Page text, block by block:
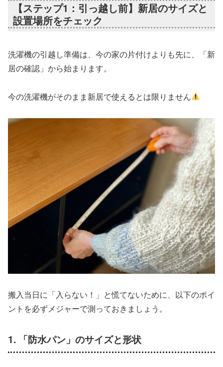
【ステップ1：引っ越し前】新居のサイズと
設置場所をチェック
洗濯機の引越し準備は、今の家の片付けよりも先に、「新
居の確認」から始まります。
今の洗濯機がそのまま新居で使えるとは限りません
搬入当日に「入らない！」と慌てないために、以下のポイ
ントを必ずメジャーで測っておきましょう。
1. 「防水パン」のサイズと形状